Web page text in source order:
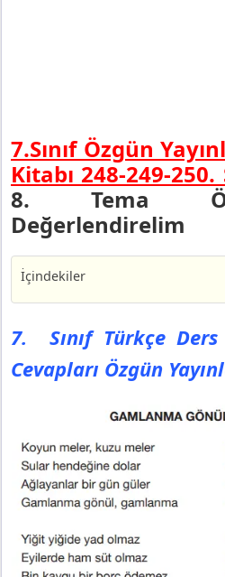
7.Sınıf Özgün
Kitabı 248-249-
8. Tema
Değerlendirelim
İçindekiler
7. Sınıf Türkçe Ders Kitabı
Yayınları
7. Sınıf Türkçe Ders Kitabı
Yayınları
7. Sınıf Türkçe
Cevapları Özgün